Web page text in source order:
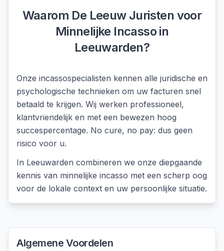
Waarom De Leeuw Juristen voor
Minnelijke Incasso in
Leeuwarden?
Onze incassospecialisten kennen alle juridische en
psychologische technieken om uw facturen snel
betaald te krijgen. Wij werken professioneel,
klantvriendelijk en met een bewezen hoog
succespercentage. No cure, no pay: dus geen
risico voor u.
In Leeuwarden combineren we onze diepgaande
kennis van minnelijke incasso met een scherp oog
voor de lokale context en uw persoonlijke situatie.
Algemene Voordelen